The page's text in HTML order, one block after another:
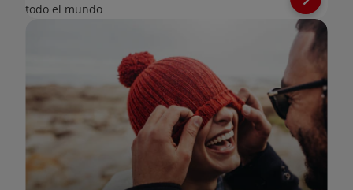
todo el mundo